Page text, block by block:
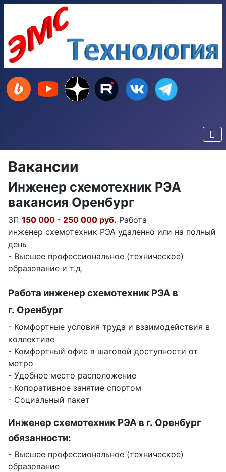
Вакансии
Инженер схемотехник РЭА
вакансия Оренбург
ЗП 150 000 - 250 000 руб. Работа
инженер схемотехник РЭА удаленно или на полный
день
- Высшее профессиональное (техническое)
образование и т.д.
Работа инженер схемотехник РЭА в
г. Оренбург
- Комфортные условия труда и взаимодействия в
коллективе
- Комфортный офис в шаговой доступности от
метро
- Удобное место расположение
- Копоративное занятие спортом
- Социальный пакет
Инженер схемотехник РЭА в г. Оренбург
обязанности:
- Высшее профессиональное (техническое)
образование